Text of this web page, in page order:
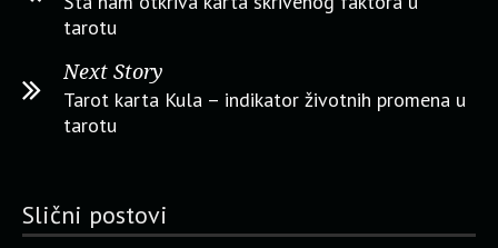
tarotu
Next Story
Tarot karta Kula – indikator životnih promena u
tarotu
Slični postovi